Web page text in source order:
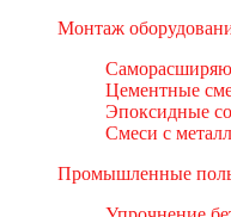
Монтаж
Цементные
Эпоксидные
Смеси с
Промышленные